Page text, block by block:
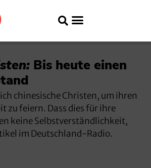
Bis heute einen
chinesische Christen, um ihren
zu feiern. Dass dies für ihre
keine Selbstverständlichkeit,
im Deutschland-Radio.